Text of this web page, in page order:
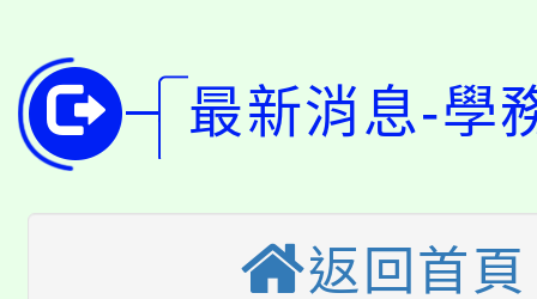
田徑場及游泳池舉行。
桃園市低收入戶享有免
視費優惠，中低收入戶
半價優惠，詳情可洽有
大園自造教育及科技中
份教師增能研習
大溪自造教育及科技中
份教師研習
淨零綠生活教案入校路
最新消息-學
返回首頁